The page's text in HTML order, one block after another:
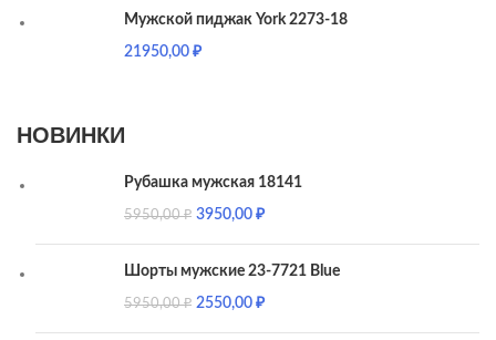
Мужской пиджак York 2273-18
21950,00₽
НОВИНКИ
Рубашка мужская 18141
5950,00₽ 3950,00₽
Шорты мужские 23-7721 Blue
5950,00₽ 2550,00₽